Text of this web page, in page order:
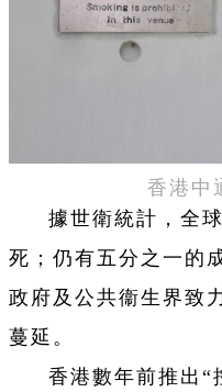
香港中
據世衛統計，全
死；仍有五分之一的
政府及公共衞生界致
蔓延。
香港數年前推出“